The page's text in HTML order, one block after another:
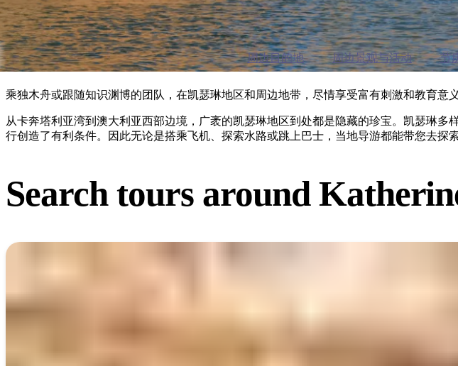
周边目的地 周边景观与活动 节
乘独木舟或跟随知识渊博的团队，在凯瑟琳地区和周边地带，尽情享受富有刺激和教育意义
从卡奔塔利亚湾到澳大利亚西部边境，广袤的凯瑟琳地区到处都是隐藏的珍宝。凯瑟琳
行创造了有利条件。因此无论是搭乘飞机、探索水路或跳上巴士，当地导游都能带您去探
Search tours around